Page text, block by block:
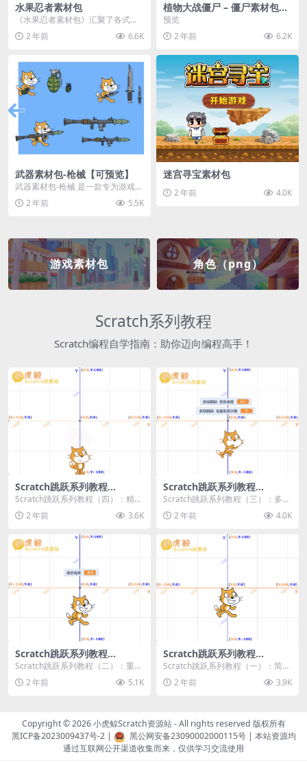
水果忍者素材包
《水果忍者素材包》汇聚了各式鲜
美诱人的水果图像与清脆悦耳的切
割音效，专为追求极致...
2 年前 6.6K
植物大战僵尸 – 僵尸素材包
【可预览】
预览
2 年前
6.2K
武器素材包-枪械【可预览】
武器素材包-枪械 是一款专为游戏开
发者和创作者设计的素材包，包含
多种高质量的枪械...
2 年前 5.5K
迷宫寻宝素材包
2 年前 4.0K
游戏素材包 角色（png）
Scratch系列教程
Scratch编程自学指南：助你迈向编程高手！
Scratch跳跃系列教程
（四）：精准着陆
Scratch跳跃系列教程（四）：精准
着陆 作者：小虎鲸Scratch资源站
... 2 年前 3.6K
Scratch跳跃系列教程
（三）：多段跳跃
Scratch跳跃系列教程（三）：多段
跳跃 作者：小虎鲸Scratch资源站
连...2 年前 4.0K
Scratch跳跃系列教程
（二）：重力跳跃
Scratch跳跃系列教程（二）：重力
跳跃 作者：小虎鲸Scratch资源站
按...2 年前 5.1K
Scratch跳跃系列教程
（一）：简单跳跃
Scratch跳跃系列教程（一）：简单
跳跃 作者：小虎鲸Scratch资源站
按...2 年前 3.9K
Copyright © 2026小虎鲸Scratch资源站- All rights reserved 版权所有
黑ICP备2023009437号-2| 黑公网安备23090002000115号| 本站资源均
通过互联网公开渠道收集而来，仅供学习交流使用